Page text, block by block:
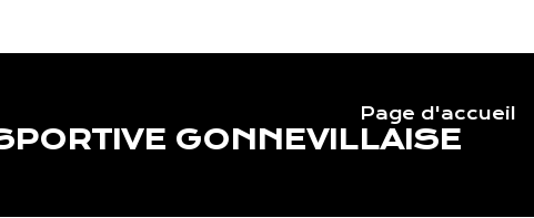
GONNEVILLAISE
Page d'accueil